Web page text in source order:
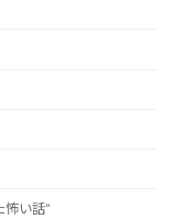
怖い話”